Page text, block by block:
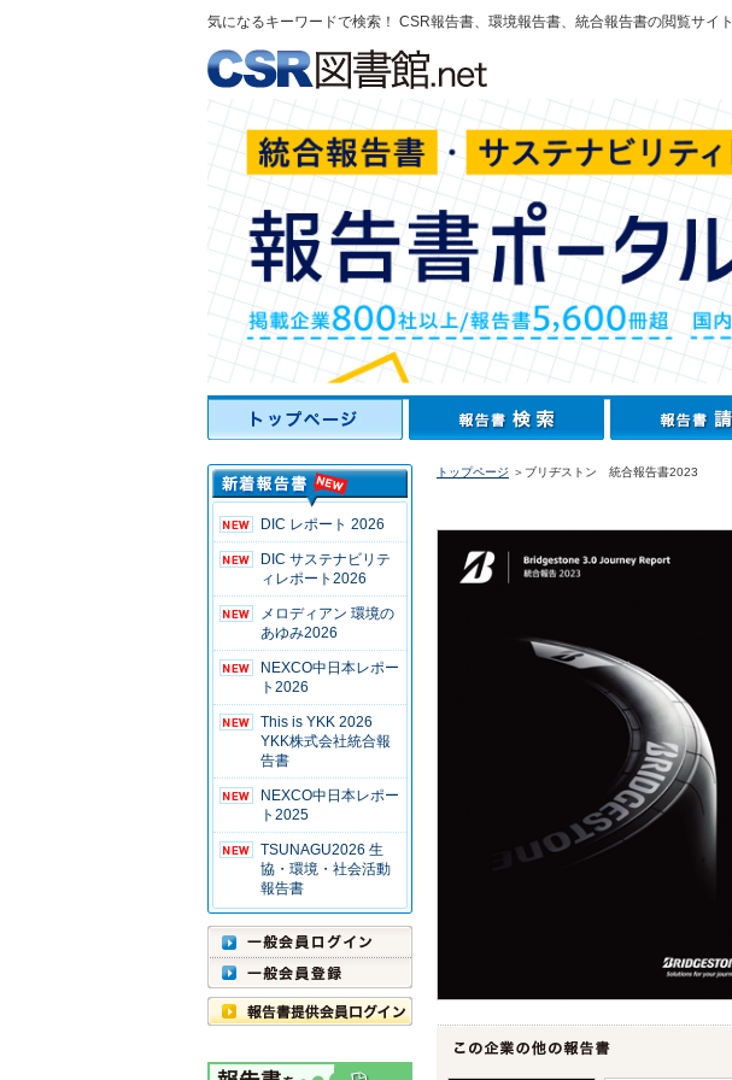
気になるキーワードで検索！ CSR報告書、環境報告書、統合報告書の閲覧サイト
DIC レポート 2026
DIC サステナビリテ
ィレポート2026
メロディアン 環境の
あゆみ2026
NEXCO中日本レポー
ト2026
This is YKK 2026
YKK株式会社統合報
告書
NEXCO中日本レポー
ト2025
TSUNAGU2026 生
協・環境・社会活動
報告書
トップページ ＞ブリヂストン 統合報告書2023